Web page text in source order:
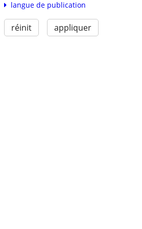
langue de publication
réinit appliquer